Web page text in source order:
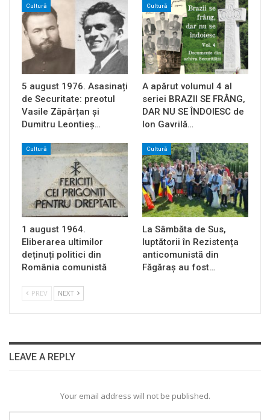
Cultură
5 august 1976. Asasinați
de Securitate: preotul
Vasile Zăpârțan și
Dumitru Leontieș…
Cultură
A apărut volumul 4 al
seriei BRAZII SE FRÂNG,
DAR NU SE ÎNDOIESC de
Ion Gavrilă…
Cultură
1 august 1964.
Eliberarea ultimilor
deținuți politici din
România comunistă
Cultură
La Sâmbăta de Sus,
luptătorii în Rezistența
anticomunistă din
Făgăraș au fost…
PREV NEXT
LEAVE A REPLY
Your email address will not be published.